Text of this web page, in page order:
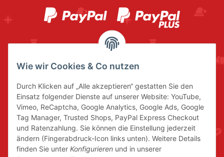
Wie wir Cookies & Co nutzen
Durch Klicken auf „Alle akzeptieren“ gestatten Sie den
Einsatz folgender Dienste auf unserer Website: YouTube,
Vimeo, ReCaptcha, Google Analytics, Google Ads, Google
Tag Manager, Trusted Shops, PayPal Express Checkout
und Ratenzahlung. Sie können die Einstellung jederzeit
ändern (Fingerabdruck-Icon links unten). Weitere Details
finden Sie unter Konfigurieren und in unserer